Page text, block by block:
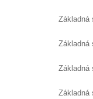
Základná
Základná
Základná
Základná